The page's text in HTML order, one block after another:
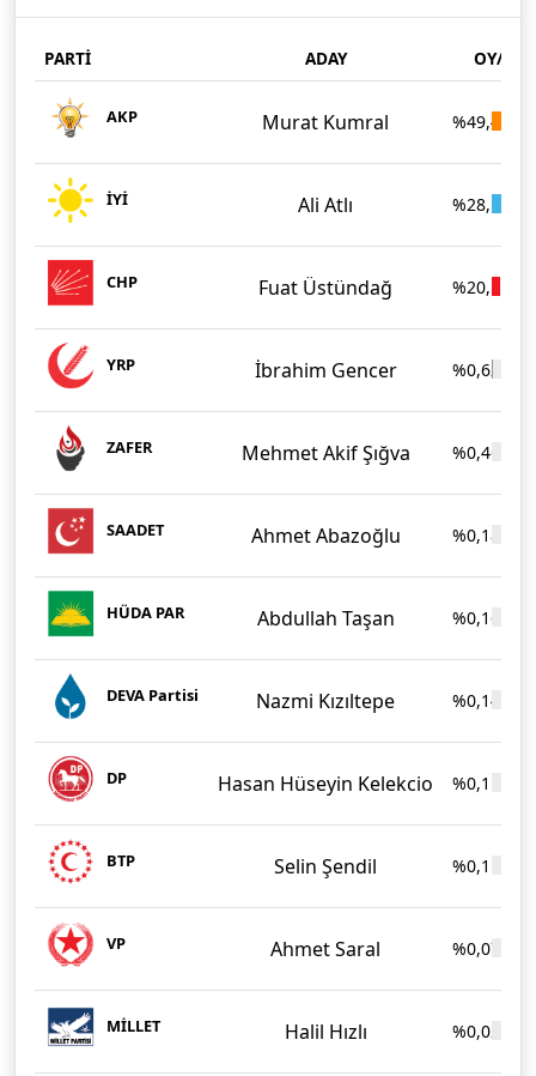
PARTİ ADAY OY/
AKP Murat Kumral %49,40
İYİ Ali Atlı %28,16
CHP Fuat Üstündağ %20,56
YRP İbrahim Gencer %0,62
ZAFER Mehmet Akif Şığva %0,46
SAADET Ahmet Abazoğlu %0,18
HÜDA PAR Abdullah Taşan %0,16
DEVA Partisi Nazmi Kızıltepe %0,14
DP Hasan Hüseyin Kelekcio %0,11
BTP Selin Şendil %0,11
VP Ahmet Saral %0,07
MİLLET Halil Hızlı %0,02